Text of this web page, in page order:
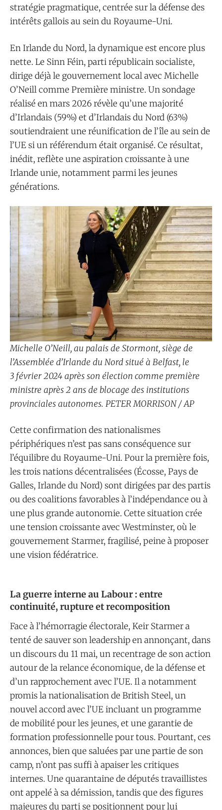
stratégie pragmatique, centrée sur la défense des
intérêts gallois au sein du Royaume-Uni.
En Irlande du Nord, la dynamique est encore plus
nette. Le Sinn Féin, parti républicain socialiste,
dirige déjà le gouvernement local avec Michelle
O’Neill comme Première ministre. Un sondage
réalisé en mars 2026 révèle qu’une majorité
d’Irlandais (59%) et d’Irlandais du Nord (63%)
soutiendraient une réunification de l’île au sein de
l’UE si un référendum était organisé. Ce résultat,
inédit, reflète une aspiration croissante à une
Irlande unie, notamment parmi les jeunes
générations.
Michelle O’Neill, au palais de Stormont, siège de
l’Assemblée d’Irlande du Nord situé à Belfast, le
3 février 2024 après son élection comme première
ministre après 2 ans de blocage des institutions
provinciales autonomes. PETER MORRISON / AP
Cette confirmation des nationalismes
périphériques n’est pas sans conséquence sur
l’équilibre du Royaume-Uni. Pour la première fois,
les trois nations décentralisées (Écosse, Pays de
Galles, Irlande du Nord) sont dirigées par des partis
ou des coalitions favorables à l’indépendance ou à
une plus grande autonomie. Cette situation crée
une tension croissante avec Westminster, où le
gouvernement Starmer, fragilisé, peine à proposer
une vision fédératrice.
La guerre interne au Labour : entre
continuité, rupture et recomposition
Face à l’hémorragie électorale, Keir Starmer a
tenté de sauver son leadership en annonçant, dans
un discours du 11 mai, un recentrage de son action
autour de la relance économique, de la défense et
d’un rapprochement avec l’UE. Il a notamment
promis la nationalisation de British Steel, un
nouvel accord avec l’UE incluant un programme
de mobilité pour les jeunes, et une garantie de
formation professionnelle pour tous. Pourtant, ces
annonces, bien que saluées par une partie de son
camp, n’ont pas suffi à apaiser les critiques
internes. Une quarantaine de députés travaillistes
ont appelé à sa démission, tandis que des figures
majeures du parti se positionnent pour lui